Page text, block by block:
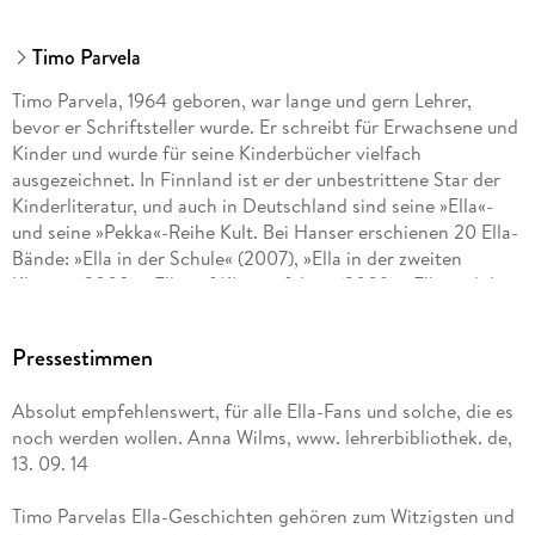
Timo Parvela
Timo Parvela, 1964 geboren, war lange und gern Lehrer,
bevor er Schriftsteller wurde. Er schreibt für Erwachsene und
Kinder und wurde für seine Kinderbücher vielfach
ausgezeichnet. In Finnland ist er der unbestrittene Star der
Kinderliteratur, und auch in Deutschland sind seine »Ella«-
und seine »Pekka«-Reihe Kult. Bei Hanser erschienen 20 Ella-
Bände: »Ella in der Schule« (2007), »Ella in der zweiten
Klasse« (2008), »Ella auf Klassenfahrt« (2009), »Ella und der
(2013), »Ella und das große Rennen« (2013), »Ella und der
Band« (2014), »Ella und die Ritter der Nacht« (2015), »Ella und
die 12 Heldentaten« (2016), »Ella und das Festkonzert« (2016),
»Ella und das Abenteuer im Wald« (2017), »Ella und der
Babysitter« (2020), »Ellas Klasse und der Wundersmoothie«
Pressestimmen
Absolut empfehlenswert, für alle Ella-Fans und solche, die es
noch werden wollen. Anna Wilms, www. lehrerbibliothek. de,
13. 09. 14
Timo Parvelas Ella-Geschichten gehören zum Witzigsten und